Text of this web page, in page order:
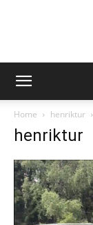
Home henriktur
henriktur